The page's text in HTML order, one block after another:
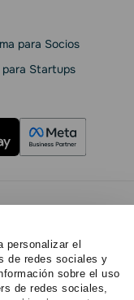
personalizar el
de redes sociales y
sobre el uso
de redes sociales,
para Socios
Startups
los derechos